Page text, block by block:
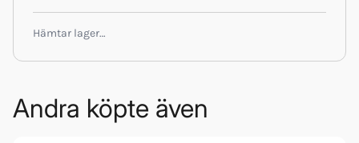
Hämtar lager…
Andra köpte även